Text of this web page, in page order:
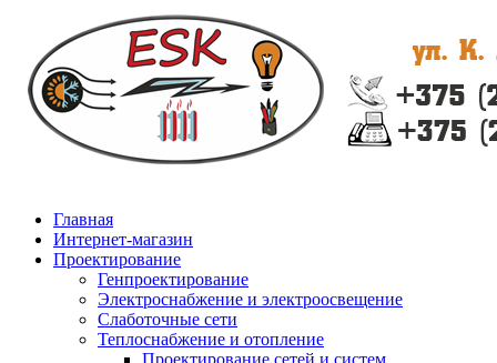
Главная
Интернет-магазин
Проектирование
Генпроектирование
Электроснабжение и электроосвещение
Слаботочные сети
Теплоснабжение и отопление
Проектирование сетей и систем